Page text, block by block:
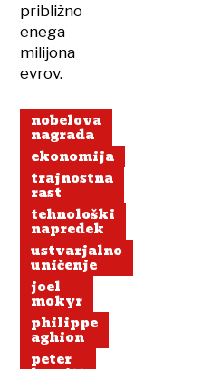
približno
enega
milijona
evrov.
nobelova
nagrada
ekonomija
trajnostna
rast
tehnološki
napredek
ustvarjalno
uničenje
joel
mokyr
philippe
aghion
peter